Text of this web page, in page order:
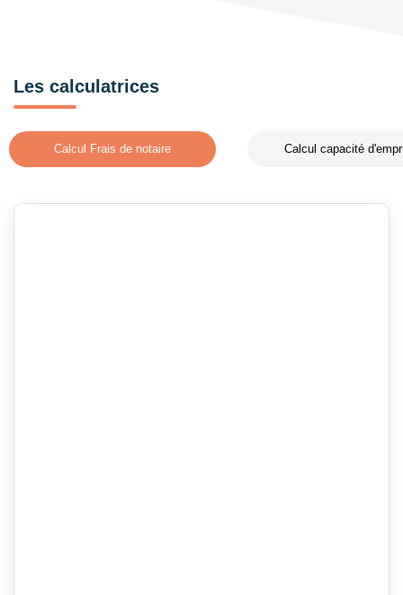
Les calculatrices
Calcul Frais de notaire Calcul capacité